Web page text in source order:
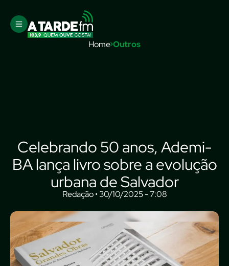
Home Outros
Celebrando 50 anos, Ademi-
BA lança livro sobre a evolução
urbana de Salvador
Redação • 30/10/2025 - 7:08